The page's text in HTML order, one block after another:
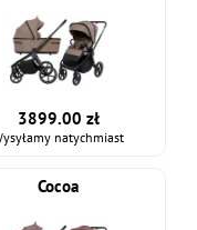
3899.00 zł
natychmiast
Cocoa